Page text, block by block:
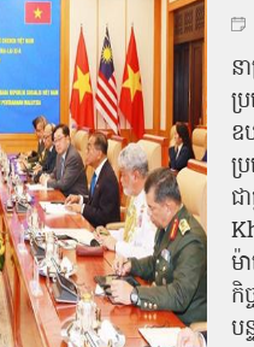
ន
ប្
ឧ
ប្
ជ
ម៉
កិ
ប